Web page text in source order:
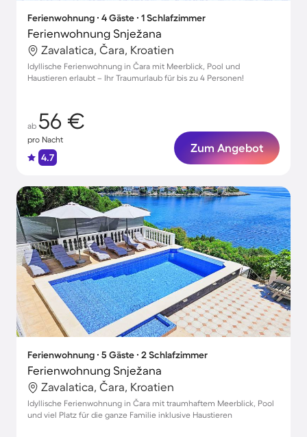
Ferienwohnung ∙ 4 Gäste ∙ 1 Schlafzimmer
Ferienwohnung Snježana
Zavalatica, Čara, Kroatien
Idyllische Ferienwohnung in Čara mit Meerblick, Pool und
Haustieren erlaubt – Ihr Traumurlaub für bis zu 4 Personen!
ab 56 €
pro Nacht
4.7
Zum Angebot
Ferienwohnung ∙ 5 Gäste ∙ 2 Schlafzimmer
Ferienwohnung Snježana
Zavalatica, Čara, Kroatien
Idyllische Ferienwohnung in Čara mit traumhaftem Meerblick, Pool
und viel Platz für die ganze Familie inklusive Haustieren